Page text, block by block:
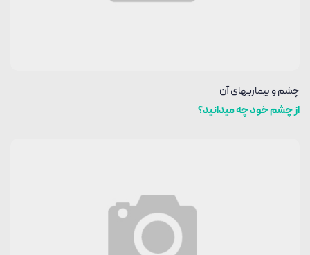
چشم و بیماریهای آن
از چشم خود چه میدانید؟